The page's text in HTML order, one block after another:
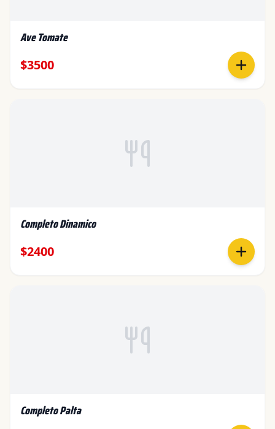
Ave Tomate
$3500
Completo Dinamico
$2400
Completo Palta